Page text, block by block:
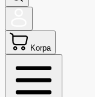
Korpa